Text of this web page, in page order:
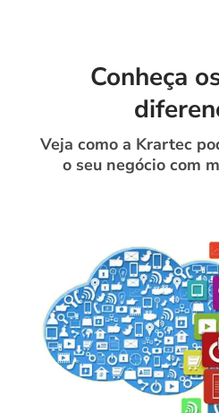
Conheça
Veja como a Krartec
o seu negócio com